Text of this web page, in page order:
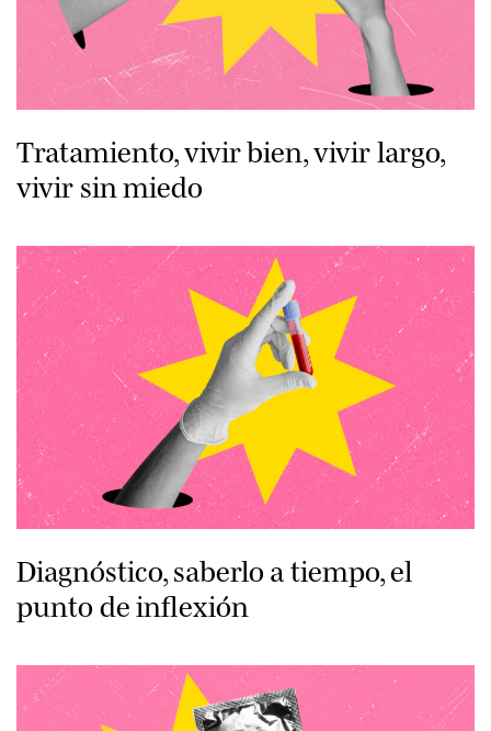
Tratamiento, vivir bien, vivir largo,
vivir sin miedo
Diagnóstico, saberlo a tiempo, el
punto de inflexión